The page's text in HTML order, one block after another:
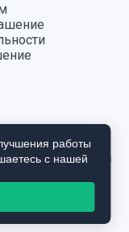
публичной офертой
Для получения
застройщика.
работы
с нашей